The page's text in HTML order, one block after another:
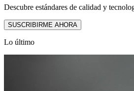
Descubre estándares de calidad y
SUSCRIBIRME AHORA
Lo último